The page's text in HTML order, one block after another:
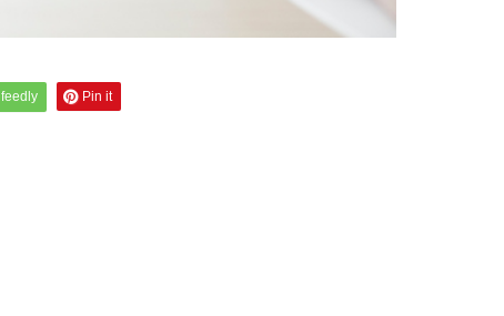
feedly Pin it